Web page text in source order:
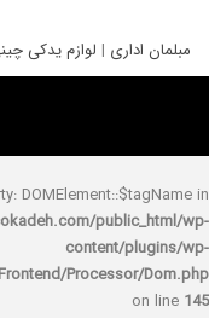
|لوازم یدکی چینی|میز
property:
decokadeh.com/
Frontend/